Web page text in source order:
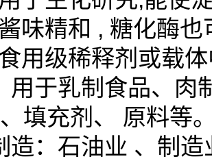
味精和 , 糖化酶
用级稀释剂或载
用于乳制食品、肉
填充剂、 原料等
造：石油业 、制